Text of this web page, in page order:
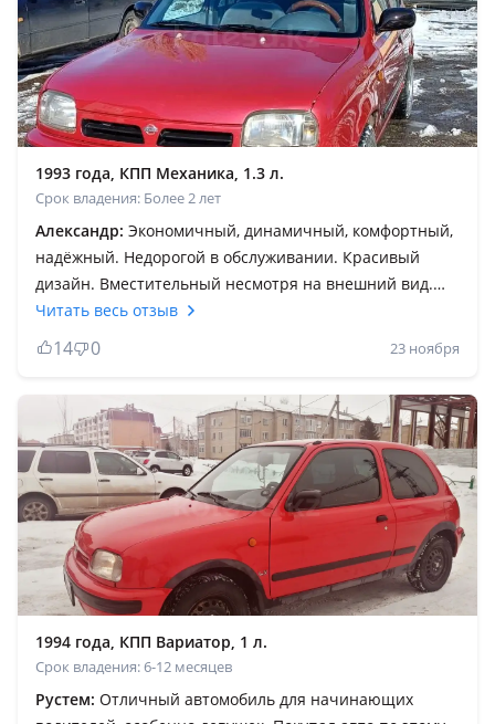
1993 года, КПП Механика, 1.3 л.
Срок владения: Более 2 лет
Александр: Экономичный, динамичный, комфортный,
надёжный. Недорогой в обслуживании. Красивый
дизайн. Вместительный несмотря на внешний вид.
Очень надёжный. Судя по тому сколько он
эксплуатировался. Никогда не подводил. Тёплый
автомобиль с хорошей шумоизоляцией в базовой
версии. Очень не дорогой в обслуживании. Легко
найти комплектующие. На двигатель, ходовую часть,
салон и кузовные запчасти. Может конкурировать с
любыми автомобилями в этом классе. И выигрывает в
ценовом сегменте. Недаром этот автомобиль заслужил
одобрение и уважение!
Читать весь отзыв
14 0 23 ноября
1994 года, КПП Вариатор, 1 л.
Срок владения: 6-12 месяцев
Рустем: Отличный автомобиль для начинающих